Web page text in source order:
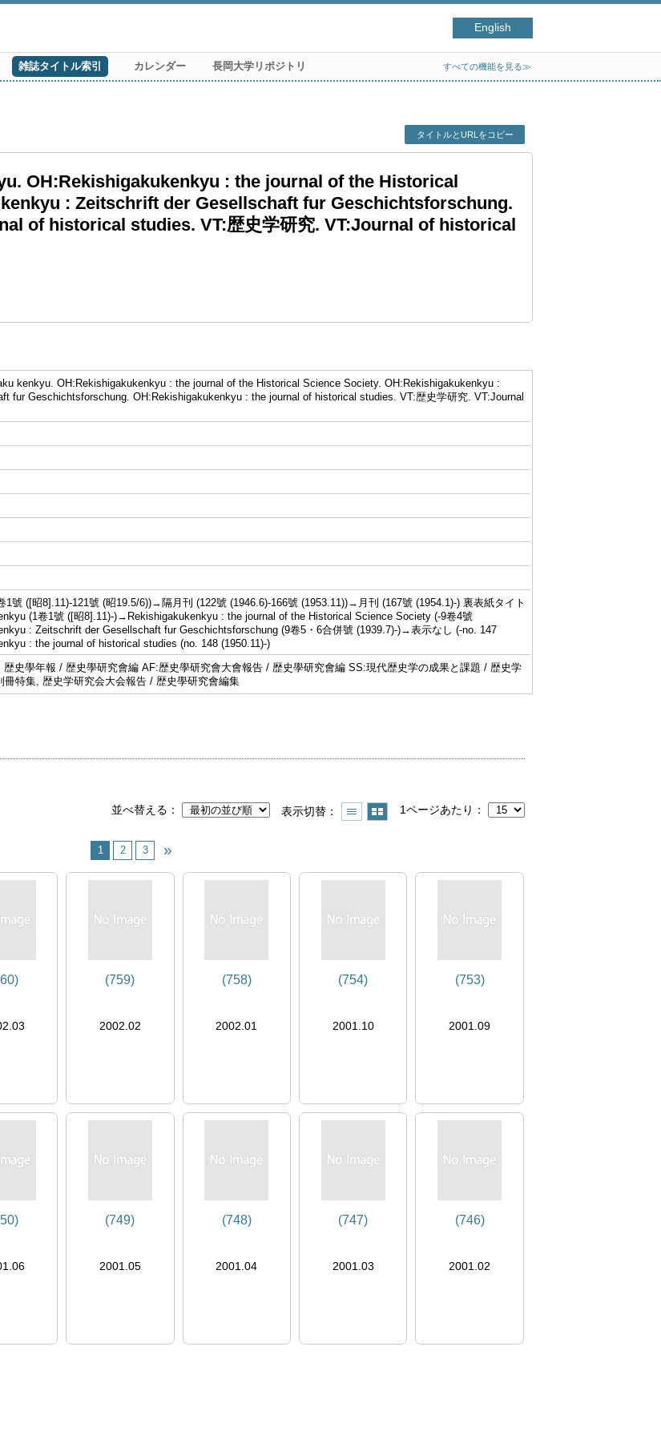
English
雑誌タイトル索引 カレンダー 長岡大学リポジトリ すべての機能を見る≫
タイトルとURLをコピー
OH:Rekishigakukenkyu : the journal of the Historical
: Zeitschrift der Gesellschaft fur Geschichtsforschung.
of historical studies. VT:歴史学研究. VT:Journal of historical
kenkyu. OH:Rekishigakukenkyu : the journal of the Historical Science Society. OH:Rekishigakukenkyu :
fur Geschichtsforschung. OH:Rekishigakukenkyu : the journal of historical studies. VT:歴史学研究. VT:Journal
1號 ([昭8].11)-121號 (昭19.5/6))→隔月刊 (122號 (1946.6)-166號 (1953.11))→月刊 (167號 (1954.1)-) 裏表紙タイト
(1卷1號 ([昭8].11)-)→Rekishigakukenkyu : the journal of the Historical Science Society (-9卷4號
: Zeitschrift der Gesellschaft fur Geschichtsforschung (9卷5・6合併號 (1939.7)-)→表示なし (-no. 147
: the journal of historical studies (no. 148 (1950.11)-)
史學年報 / 歴史學研究會編 AF:歴史學研究會大會報告 / 歴史學研究會編 SS:現代歴史学の成果と課題 / 歴史学
特集, 歴史学研究会大会報告 / 歴史學研究會編集
並べ替える
表示切替 1ページあたり
1 2 3
(759)
2002.02
(758)
2002.01
(754)
2001.10
(753)
2001.09
(749)
2001.05
(748)
2001.04
(747)
2001.03
(746)
2001.02